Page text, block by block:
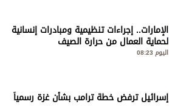
الإمارات.. إجراءات تنظيمية ومبادرات إنسانية
لحماية العمال من حرارة الصيف
اليوم 08:23
إسرائيل ترفض خطة ترامب بشأن غزة رسمياً